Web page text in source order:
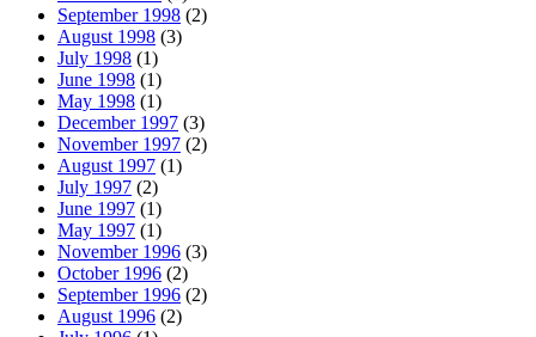
September 1998 (2)
August 1998 (3)
July 1998 (1)
June 1998 (1)
May 1998 (1)
December 1997 (3)
November 1997 (2)
August 1997 (1)
July 1997 (2)
June 1997 (1)
May 1997 (1)
November 1996 (3)
October 1996 (2)
September 1996 (2)
August 1996 (2)